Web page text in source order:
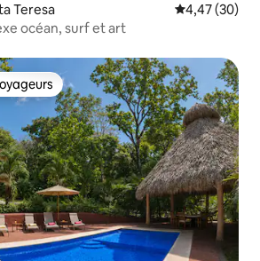
Teresa Évaluation
4,47 (30)
océan, surf et art
les plus appréciés